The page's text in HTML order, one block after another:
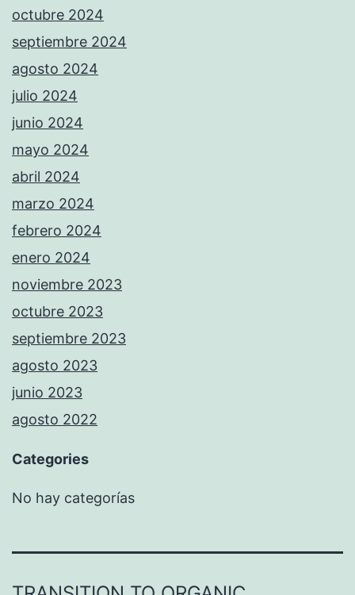
octubre 2024
septiembre 2024
agosto 2024
julio 2024
junio 2024
mayo 2024
abril 2024
marzo 2024
febrero 2024
enero 2024
noviembre 2023
octubre 2023
septiembre 2023
agosto 2023
junio 2023
agosto 2022
Categories
No hay categorías